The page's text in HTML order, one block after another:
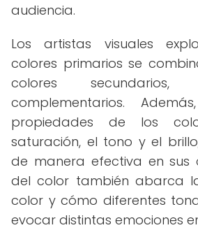
audiencia.
Los artistas visuales
colores primarios se
colores
complementarios.
propiedades de los
saturación, el tono y el
de manera efectiva en sus
del color también abarca
color y cómo diferentes
evocar distintas emociones